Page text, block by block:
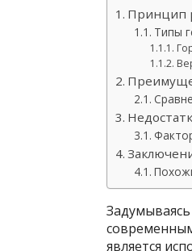
Принцип
Типы
является